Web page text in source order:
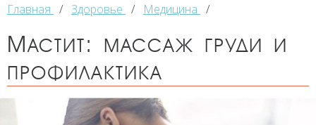
Главная / Здоровье / Медицина /
Мастит: массаж груди и
профилактика